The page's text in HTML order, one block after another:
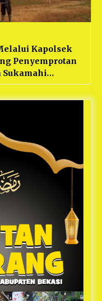
Kapolsek
Penyemprotan
Sukamahi
Kombes Pol
dan Berjalan